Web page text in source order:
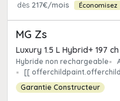
dès 217€/mois Économisez
MG Zs
Luxury 1.5 L Hybrid+ 197 ch
Hybride non rechargeable
[[
Garantie Constructeur